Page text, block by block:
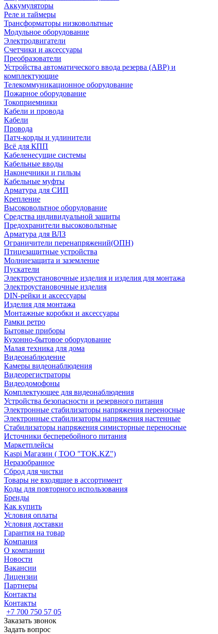
Аккумуляторы
Реле и таймеры
Трансформаторы низковольтные
Модульное оборудование
Электродвигатели
Счетчики и аксессуары
Преобразователи
Устройства автоматического ввода резерва (АВР) и
комплектующие
Телекоммуникационное оборудование
Пожарное оборудование
Токоприемники
Кабели и провода
Кабели
Провода
Патч-корды и удлинители
Всё для КПП
Кабеленесущие системы
Кабельные вводы
Наконечники и гильзы
Кабельные муфты
Арматура для СИП
Крепление
Высоковольтное оборудование
Средства индивидуальной защиты
Предохранители высоковольтные
Арматура для ВЛЗ
Ограничители перенапряжений(ОПН)
Птицезащитные устройства
Молниезащита и заземление
Пускатели
Электроустановочные изделия и изделия для монтажа
Электроустановочные изделия
DIN-рейки и аксессуары
Изделия для монтажа
Монтажные коробки и аксессуары
Рамки ретро
Бытовые приборы
Кухонно-бытовое оборудование
Малая техника для дома
Видеонаблюдение
Камеры видеонаблюдения
Видеорегистраторы
Видеодомофоны
Комплектующее для видеонаблюдения
Устройства безопасности и резервного питания
Электронные стабилизаторы напряжения переносные
Электронные стабилизаторы напряжения настенные
Стабилизаторы напряжения симисторные переносные
Источники бесперебойного питания
Маркетплейсы
Kaspi Магазин ( ТОО "TOK.KZ")
Неразобранное
Сброд для чистки
Товары не входящие в ассортимент
Коды для повторного использования
Бренды
Как купить
Условия оплаты
Условия доставки
Гарантия на товар
Компания
О компании
Новости
Вакансии
Лицензии
Партнеры
Контакты
Контакты
+7 700 750 57 05
Заказать звонок
Задать вопрос